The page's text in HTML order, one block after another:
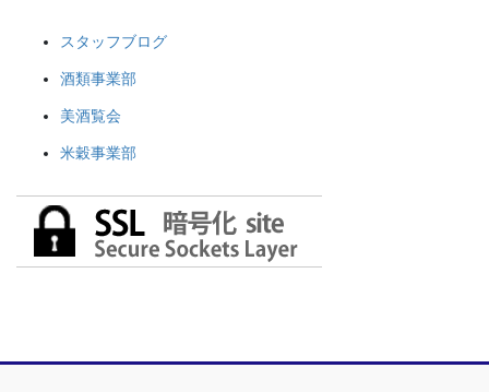
スタッフブログ
酒類事業部
美酒覧会
米穀事業部